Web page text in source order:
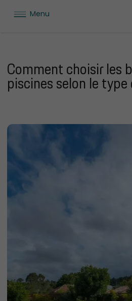
Menu
Comment choisir les
piscines selon le type